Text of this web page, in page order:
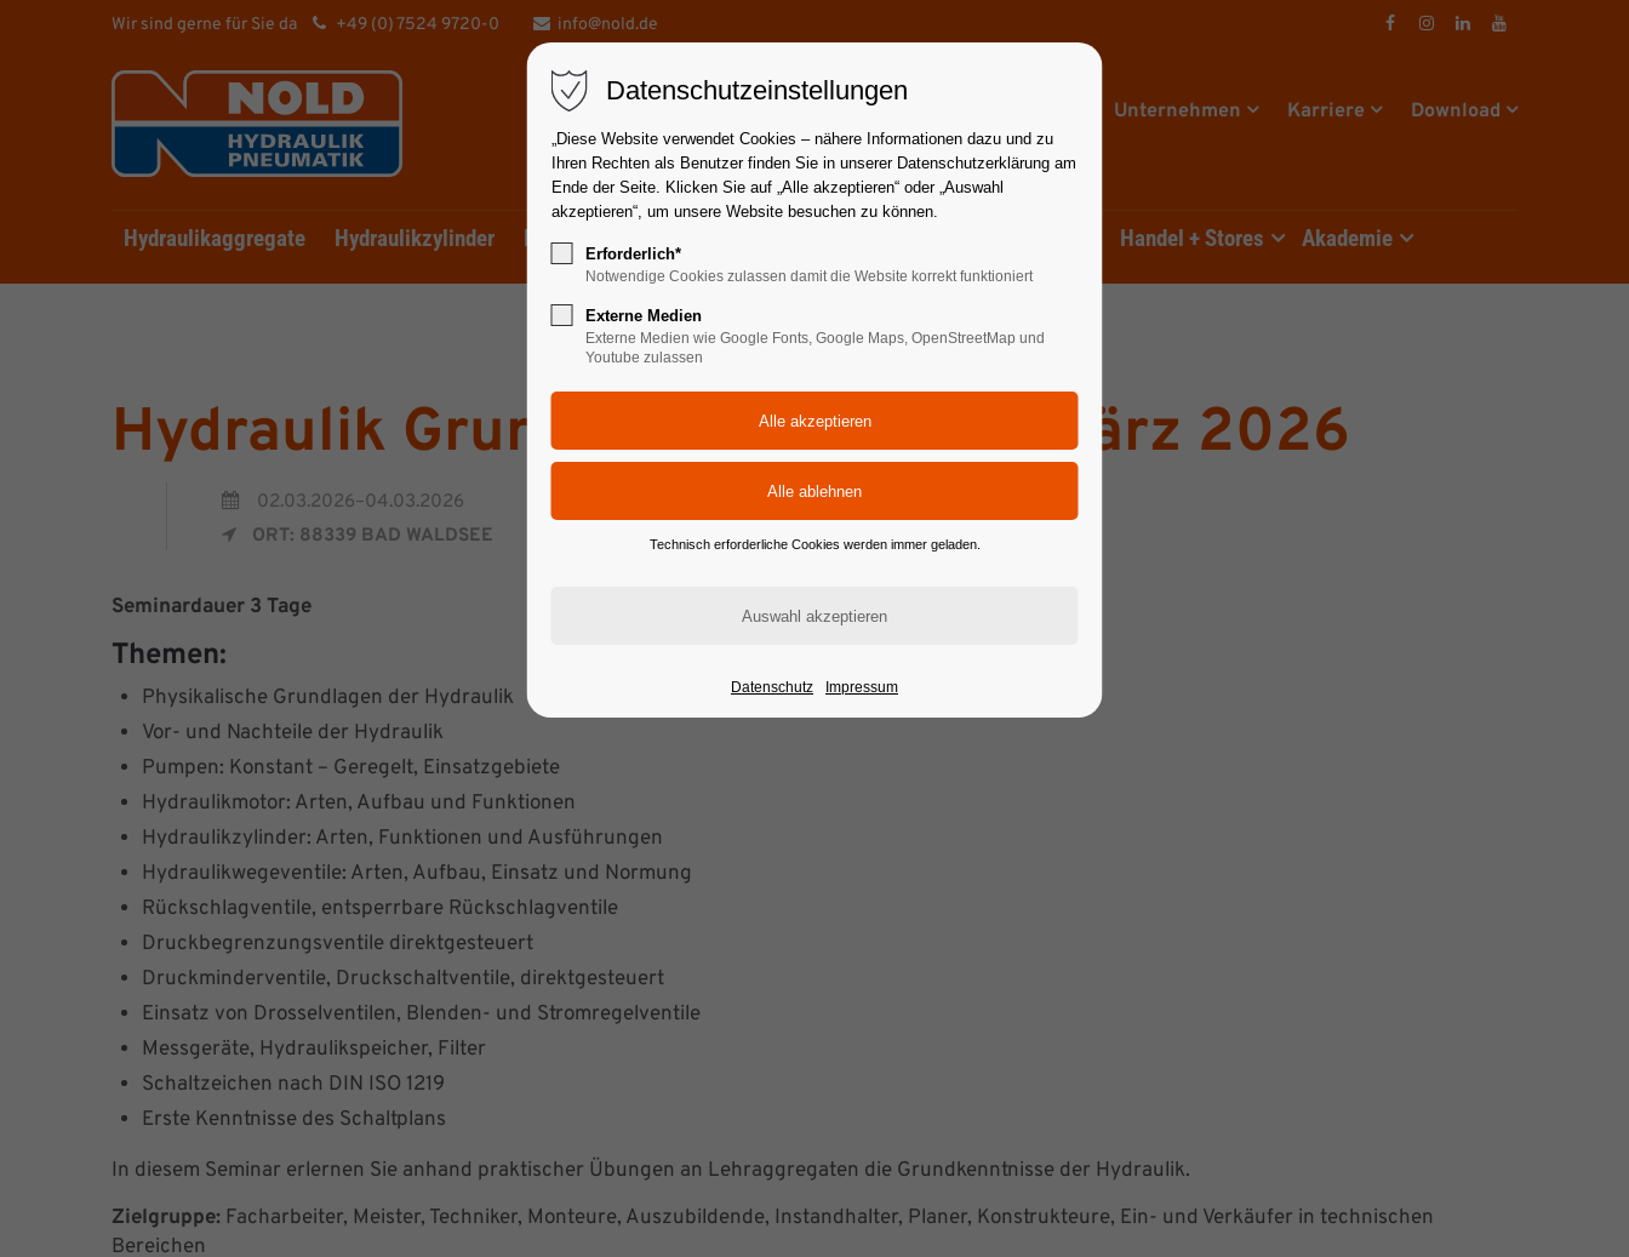
Wir sind gerne für Sie da +49 (0) 7524 9720-0 info@nold.de
Hydraulikaggregate Hydraulikzylinder Hydraulikrohre Handel + Stores Akademie
Unternehmen Karriere Download
Hydraulik Grundlagen | 02. - 04. März 2026
02.03.2026–04.03.2026
ORT: 88339 BAD WALDSEE
Seminardauer 3 Tage
Themen:
Physikalische Grundlagen der Hydraulik
Vor- und Nachteile der Hydraulik
Pumpen: Konstant – Geregelt, Einsatzgebiete
Hydraulikmotor: Arten, Aufbau und Funktionen
Hydraulikzylinder: Arten, Funktionen und Ausführungen
Hydraulikwegeventile: Arten, Aufbau, Einsatz und Normung
Rückschlagventile, entsperrbare Rückschlagventile
Druckbegrenzungsventile direktgesteuert
Druckminderventile, Druckschaltventile, direktgesteuert
Einsatz von Drosselventilen, Blenden- und Stromregelventile
Messgeräte, Hydraulikspeicher, Filter
Schaltzeichen nach DIN ISO 1219
Erste Kenntnisse des Schaltplans
In diesem Seminar erlernen Sie anhand praktischer Übungen an Lehraggregaten die Grundkenntnisse der Hydraulik.
Zielgruppe: Facharbeiter, Meister, Techniker, Monteure, Auszubildende, Instandhalter, Planer, Konstrukteure, Ein- und Verkäufer in technischen
Bereichen
Datenschutzeinstellungen
„Diese Website verwendet Cookies – nähere Informationen dazu und zu
Ihren Rechten als Benutzer finden Sie in unserer Datenschutzerklärung am
Ende der Seite. Klicken Sie auf „Alle akzeptieren“ oder „Auswahl
akzeptieren“, um unsere Website besuchen zu können.
Erforderlich*
Notwendige Cookies zulassen damit die Website korrekt funktioniert
Externe Medien
Externe Medien wie Google Fonts, Google Maps, OpenStreetMap und
Youtube zulassen
Technisch erforderliche Cookies werden immer geladen.
Datenschutz Impressum